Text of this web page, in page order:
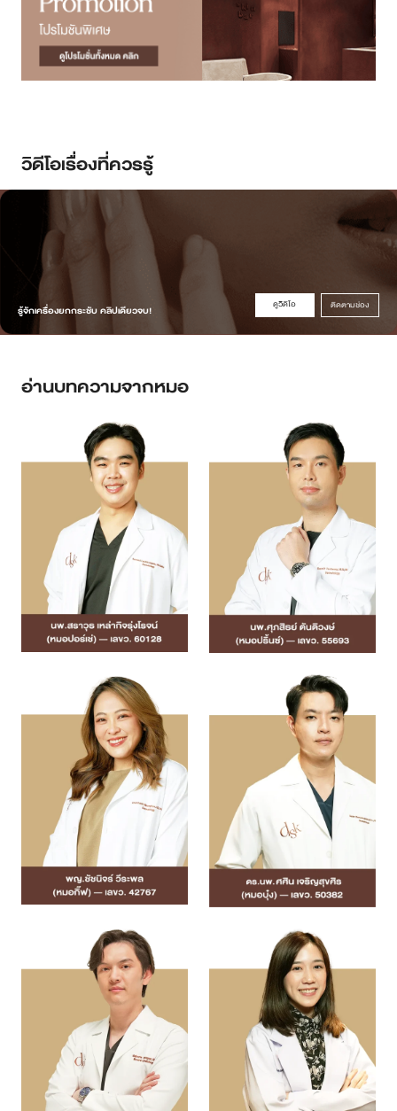
วิดีโอเรื่องที่ควรรู้
รู้จักเครื่องยกกระชับ คลิปเดียวจบ! ดูวิดิโอ ติดตามช่อง
อ่านบทความจากหมอ